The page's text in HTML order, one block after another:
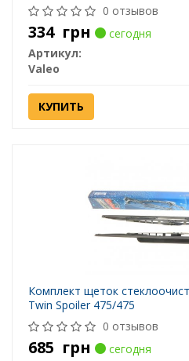
0 отзывов
334 грн
сегодня
Артикул:
Valeo
КУПИТЬ
Комплект щеток
Twin Spoiler 475/475
0 отзывов
685 грн
сегодня